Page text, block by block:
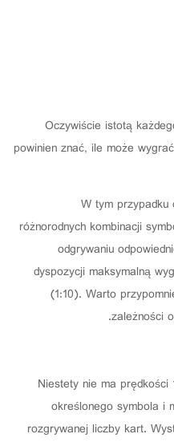
Oczywiście istotą
powinien znać, ile może
W tym przypadku
różnorodnych kombinacji
odgrywaniu
dyspozycji maksymalną
(1:10). Warto
zależności
Niestety nie ma
określonego symbola i
rozgrywanej liczby kart.